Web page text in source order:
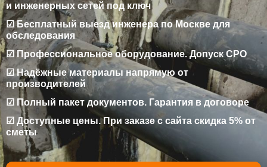
и инженерных сетей под ключ
☑ Бесплатный выезд инженера по Москве для
обследования
☑ Профессиональное оборудование. Допуск СРО
☑ Надёжные материалы напрямую от
производителей
☑ Полный пакет документов. Гарантия в договоре
☑ Доступные цены. При заказе с сайта скидка 5% от
сметы